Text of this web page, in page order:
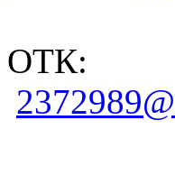
ОТК: